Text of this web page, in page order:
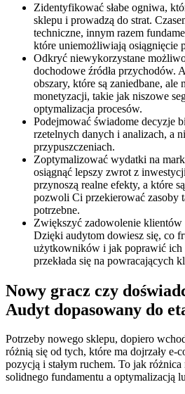
Zidentyfikować słabe ogniwa,
sklepu i prowadzą do strat.
techniczne, innym razem
które uniemożliwiają osiągnięcie
Odkryć niewykorzystane
dochodowe źródła przychodów.
obszary, które są zaniedbane, ale
monetyzacji, takie jak niszowe
optymalizacja procesów.
Podejmować świadome decyzje
rzetelnych danych i analizach, a
przypuszczeniach.
Zoptymalizować wydatki na
osiągnąć lepszy zwrot z
przynoszą realne efekty, a które
pozwoli Ci przekierować zasoby
potrzebne.
Zwiększyć zadowolenie
Dzięki audytom dowiesz się, co
użytkowników i jak poprawić ich
przekłada się na powracających
Nowy gracz czy
Audyt dopasowany do
Potrzeby nowego sklepu, dopiero
różnią się od tych, które ma dojrzały e-
pozycją i stałym ruchem. To jak
solidnego fundamentu a optymalizacją